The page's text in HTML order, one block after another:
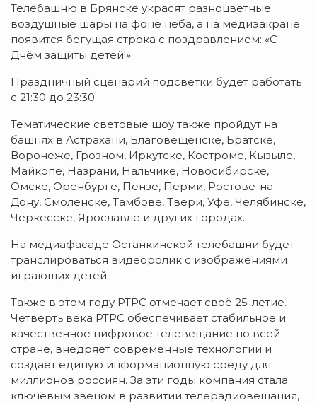
Телебашню в Брянске украсят разноцветные
воздушные шары на фоне неба, а на медиэакране
появится бегущая строка с поздравлением: «С
Днём защиты детей!».
Праздничный сценарий подсветки будет работать
с 21:30 до 23:30.
Тематические световые шоу также пройдут на
башнях в Астрахани, Благовещенске, Братске,
Воронеже, Грозном, Иркутске, Костроме, Кызыле,
Майкопе, Назрани, Нальчике, Новосибирске,
Омске, Оренбурге, Пензе, Перми, Ростове-на-
Дону, Смоленске, Тамбове, Твери, Уфе, Челябинске,
Черкесске, Ярославле и других городах.
На медиафасаде Останкинской телебашни будет
транслироваться видеоролик с изображениями
играющих детей.
Также в этом году РТРС отмечает своё 25-летие.
Четверть века РТРС обеспечивает стабильное и
качественное цифровое телевещание по всей
стране, внедряет современные технологии и
создаёт единую информационную среду для
миллионов россиян. За эти годы компания стала
ключевым звеном в развитии телерадиовещания,